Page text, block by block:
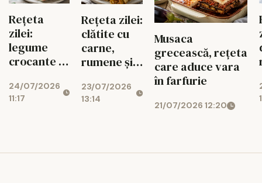
Rețeta
zilei:
legume
crocante în
gata rapid
24/07/2026
11:17
Rețeta zilei:
clătite cu
carne,
rumene și
23/07/2026
13:14
Musaca
grecească, rețeta
care aduce vara
în farfurie
21/07/2026 12:20